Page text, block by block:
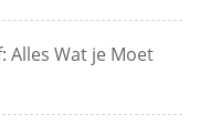
Alles Wat je Moet